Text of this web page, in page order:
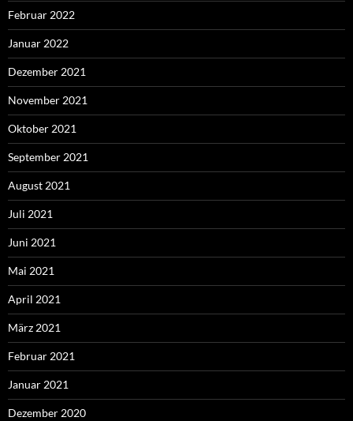
Februar 2022
Januar 2022
Dezember 2021
November 2021
Oktober 2021
September 2021
August 2021
Juli 2021
Juni 2021
Mai 2021
April 2021
März 2021
Februar 2021
Januar 2021
Dezember 2020